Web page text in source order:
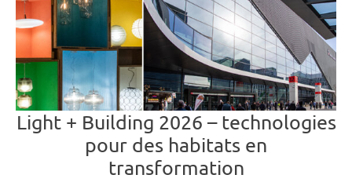
Light + Building 2026 – technologies
pour des habitats en
transformation